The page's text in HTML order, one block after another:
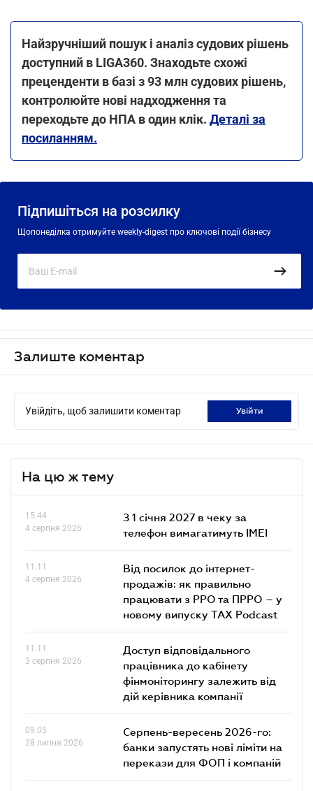
Найзручніший пошук і аналіз судових рішень
доступний в LIGA360. Знаходьте схожі
преценденти в базі з 93 млн судових рішень,
контролюйте нові надходження та
переходьте до НПА в один клік. Деталі за
посиланням.
Підпишіться на розсилку
Щопонеділка отримуйте weekly-digest про ключові події бізнесу
Залиште коментар
Увійдіть, щоб залишити коментар увійти
На цю ж тему
15.44
4 серпня 2026
З 1 січня 2027 в чеку за
телефон вимагатимуть IMEI
11.11
4 серпня 2026
Від посилок до інтернет-
продажів: як правильно
працювати з РРО та ПРРО – у
новому випуску TAX Podcast
11.11
3 серпня 2026
Доступ відповідального
працівника до кабінету
фінмоніторингу залежить від
дій керівника компанії
09.05
28 липня 2026
Серпень-вересень 2026-го:
банки запустять нові ліміти на
перекази для ФОП і компаній